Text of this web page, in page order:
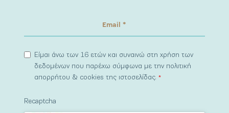
Είμαι άνω των 16 ετών και συναινώ στη χρήση των
δεδομένων που παρέχω σύμφωνα με την πολιτική
απορρήτου & cookies της ιστοσελίδας.*
Recaptcha